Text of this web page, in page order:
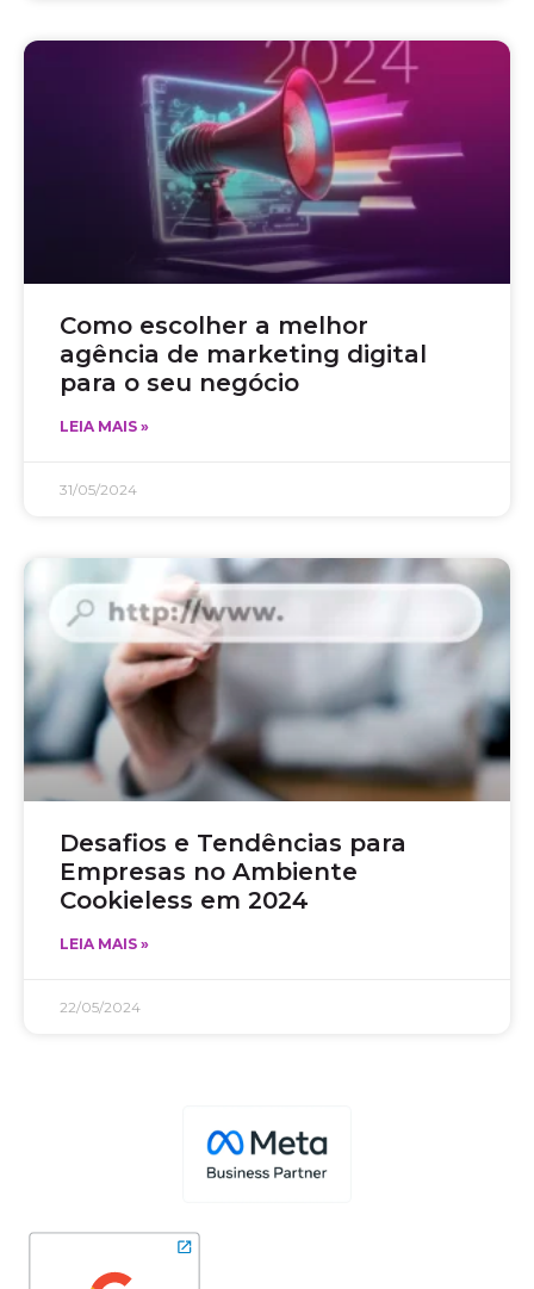
Como escolher a melhor
agência de marketing digital
para o seu negócio
LEIA MAIS »
31/05/2024
Desafios e Tendências para
Empresas no Ambiente
Cookieless em 2024
LEIA MAIS »
22/05/2024